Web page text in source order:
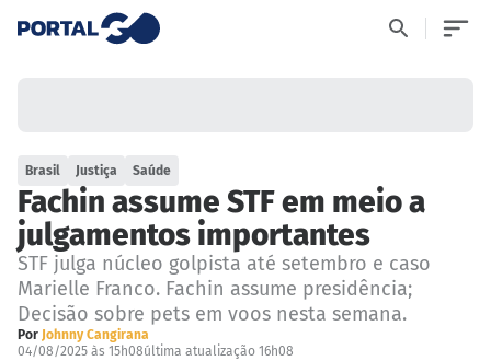
Brasil Justiça Saúde
Fachin assume STF em meio a
julgamentos importantes
STF julga núcleo golpista até setembro e caso
Marielle Franco. Fachin assume presidência;
Decisão sobre pets em voos nesta semana.
Por Johnny Cangirana
04/08/2025 às 15h08última atualização 16h08